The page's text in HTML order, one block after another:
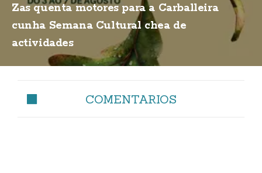
Zas quenta motores para a Carballeira
cunha Semana Cultural chea de
actividades
COMENTARIOS